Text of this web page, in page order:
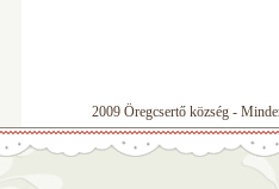
2009 Öregcsertő község -